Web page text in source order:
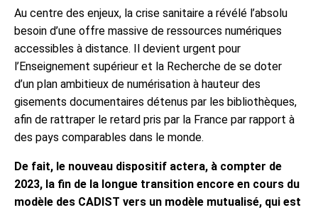
Au centre des enjeux, la crise sanitaire a révélé l’absolu
besoin d’une offre massive de ressources numériques
accessibles à distance. Il devient urgent pour
l’Enseignement supérieur et la Recherche de se doter
d’un plan ambitieux de numérisation à hauteur des
gisements documentaires détenus par les bibliothèques,
afin de rattraper le retard pris par la France par rapport à
des pays comparables dans le monde.
De fait, le nouveau dispositif actera, à compter de
2023, la fin de la longue transition encore en cours du
modèle des CADIST vers un modèle mutualisé, qui est